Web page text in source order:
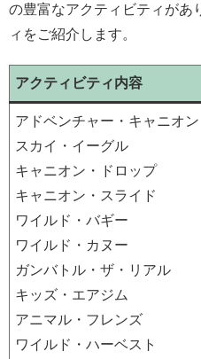
の豊富なアクティビティがあ
ィをご紹介します。
アクティビティ内容
アドベンチャー・キャニオン
スカイ・イーグル
キャニオン・ドロップ
キャニオン・スライド
ワイルド・バギー
ワイルド・カヌー
ガンバトル・ザ・リアル
キッズ・エアジム
アニマル・フレンズ
ワイルド・ハーベスト